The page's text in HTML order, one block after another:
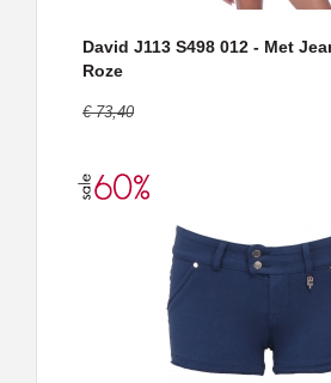
David J113 S498 012 - Met
Roze
€ 73,40